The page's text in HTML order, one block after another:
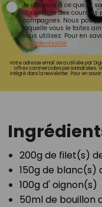
Je consens à ce que la
d'ouverture des courriels
campagnes. Nous
laquelle vous le faites
vous utilisez. Pour en
confidentialité.
Votre adresse email sera utilisée par
offres commerciales personnalisées.
intégré dans la newsletter. Pour en
200g de filet(s)
150g de blanc(s)
100g d' oignon(s)⁣
50ml de bouillon